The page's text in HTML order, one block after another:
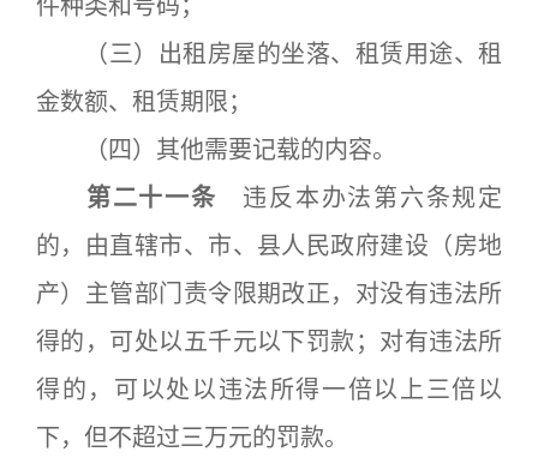
件种类和号码；
（三）出租房屋的坐落、租赁用途、租
金数额、租赁期限；
（四）其他需要记载的内容。
第二十一条 违反本办法第六条规定
的，由直辖市、市、县人民政府建设（房地
产）主管部门责令限期改正，对没有违法所
得的，可处以五千元以下罚款；对有违法所
得的，可以处以违法所得一倍以上三倍以
下，但不超过三万元的罚款。